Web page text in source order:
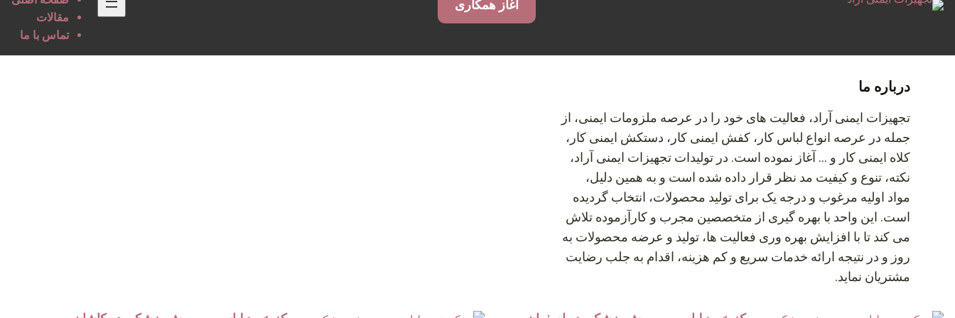
آغاز همکاری
مقالات
تماس با ما
درباره ما
تجهیزات ایمنی آراد، فعالیت های خود را در عرصه ملزومات ایمنی، از
جمله در عرصه انواع لباس کار، کفش ایمنی کار، دستکش ایمنی کار،
کلاه ایمنی کار و … آغاز نموده است. در تولیدات تجهیزات ایمنی آراد،
نکته، تنوع و کیفیت مد نظر قرار داده شده است و به همین دلیل،
مواد اولیه مرغوب و درجه یک برای تولید محصولات، انتخاب گردیده
است. این واحد با بهره گیری از متخصصین مجرب و کارآزموده تلاش
می کند تا با افزایش بهره وری فعالیت ها، تولید و عرضه محصولات به
روز و در نتیجه ارائه خدمات سریع و کم هزینه، اقدام به جلب رضایت
مشتریان نماید.